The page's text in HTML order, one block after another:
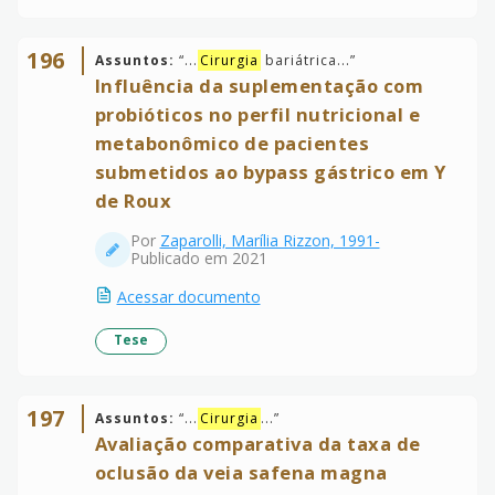
196 Assuntos: “... Cirurgia bariátrica...”
Influência da suplementação com
probióticos no perfil nutricional e
metabonômico de pacientes
submetidos ao bypass gástrico em Y
de Roux
Por Zaparolli, Marília Rizzon, 1991-
Publicado em 2021
Acessar documento
Tese
197 Assuntos: “... Cirurgia ...”
Avaliação comparativa da taxa de
oclusão da veia safena magna